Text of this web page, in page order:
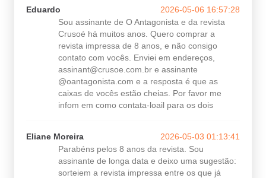
Eduardo
2026-05-06 16:57:28
Sou assinante de O Antagonista e da revista
Crusoé há muitos anos. Quero comprar a
revista impressa de 8 anos, e não consigo
contato com vocês. Enviei em endereços,
assinant@crusoe.com.br e assinante
@oantagonista.com e a resposta é que as
caixas de vocês estão cheias. Por favor me
infom em como contata-loail para os dois
Eliane Moreira
2026-05-03 01:13:41
Parabéns pelos 8 anos da revista. Sou
assinante de longa data e deixo uma sugestão:
sorteiem a revista impressa entre os que já